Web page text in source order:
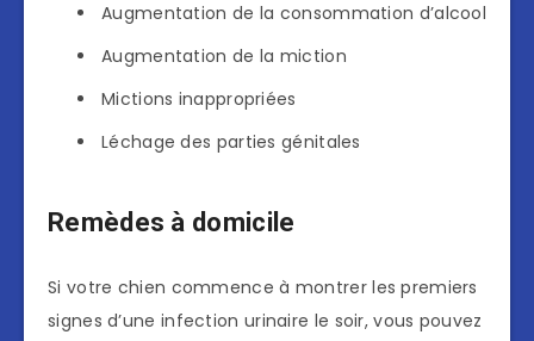
Augmentation de la consommation d’alcool
Augmentation de la miction
Mictions inappropriées
Léchage des parties génitales
Remèdes à domicile
Si votre chien commence à montrer les premiers
signes d’une infection urinaire le soir, vous pouvez